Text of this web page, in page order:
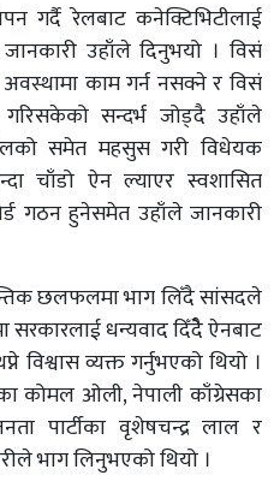
गर्दै रेलबाट कनेक्टिभिटीलाई
उहाँले दिनुभयो । विसं
काम गर्न नसक्ने र विसं
सन्दर्भ जोड्दै उहाँले
रेलको समेत महसुस गरी विधेयक
चाँडो ऐन ल्याएर स्वशासित
गठन हुनेसमेत उहाँले जानकारी
छलफलमा भाग लिँदै सांसदले
धन्यवाद दिँदैे ऐनबाट
व्यक्त गर्नुभएको थियो ।
कोमल ओली, नेपाली काँग्रेसका
पार्टीका वृशेषचन्द्र लाल र
भाग लिनुभएको थियो ।